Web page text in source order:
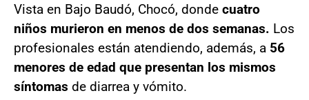
Vista en Bajo Baudó, Chocó, donde cuatro
niños murieron en menos de dos semanas. Los
profesionales están atendiendo, además, a 56
menores de edad que presentan los mismos
síntomas de diarrea y vómito.